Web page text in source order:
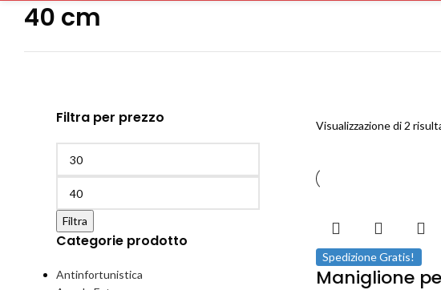
40 cm
Filtra per prezzo
Filtra
Categorie prodotto
Antinfortunistica
Visualizzazione di 2
Spedizione Gratis!
Maniglione